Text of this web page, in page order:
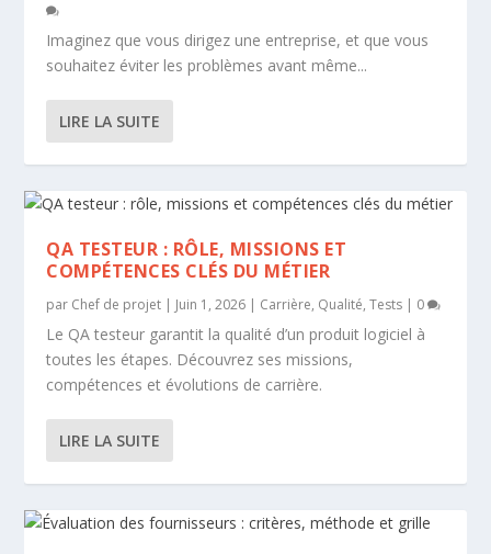
Imaginez que vous dirigez une entreprise, et que vous
souhaitez éviter les problèmes avant même...
LIRE LA SUITE
QA TESTEUR : RÔLE, MISSIONS ET
COMPÉTENCES CLÉS DU MÉTIER
par Chef de projet | Juin 1, 2026 | Carrière, Qualité,Tests | 0
Le QA testeur garantit la qualité d’un produit logiciel à
toutes les étapes. Découvrez ses missions,
compétences et évolutions de carrière.
LIRE LA SUITE